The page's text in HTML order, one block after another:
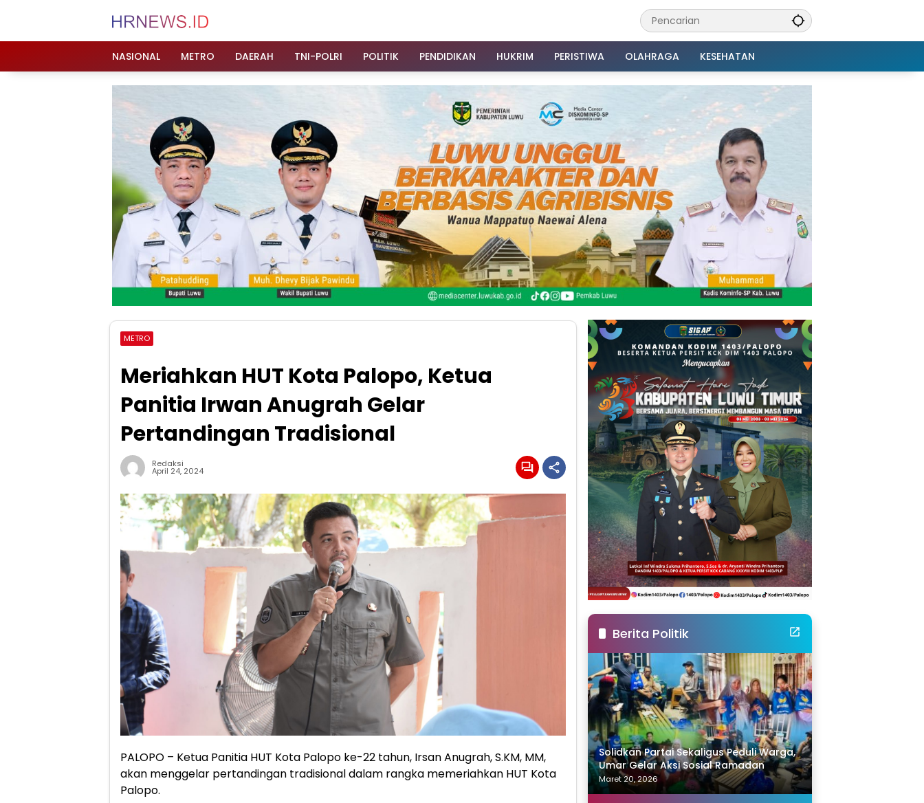
NASIONAL
METRO DAERAH TNI-POLRI POLITIK PENDIDIKAN HUKRIM PERISTIWA OLAHRAGA KESEHATAN
METRO
Meriahkan HUT Kota Palopo, Ketua
Panitia Irwan Anugrah Gelar
Pertandingan Tradisional
Redaksi
April 24, 2024
PALOPO – Ketua Panitia HUT Kota Palopo ke-22 tahun, Irsan Anugrah, S.KM, MM,
akan menggelar pertandingan tradisional dalam rangka memeriahkan HUT Kota
Palopo.
Berita Politik
Solidkan Partai Sekaligus Peduli Warga,
Umar Gelar Aksi Sosial Ramadan
Maret 20, 2026